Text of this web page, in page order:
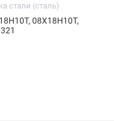
стали (сталь)
08Х18Н10Т,